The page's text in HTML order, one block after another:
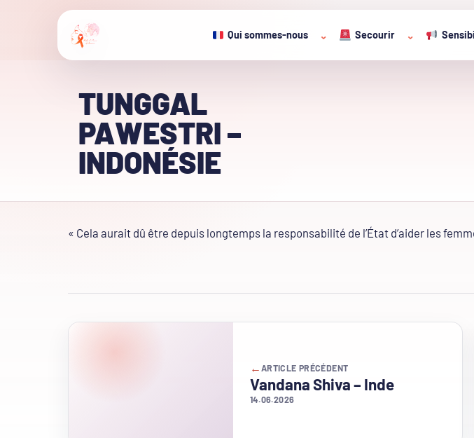
Qui sommes-nous ⌄ Secourir ⌄
TUNGGAL
PAWESTRI –
INDONÉSIE
« Cela aurait dû être depuis longtemps la responsabilité de l’État d’aider les
← ARTICLE PRÉCÉDENT
Vandana Shiva – Inde
14.06.2026